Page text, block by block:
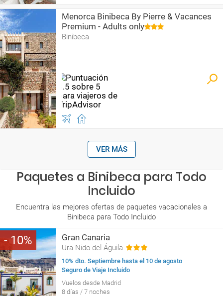
Menorca Binibeca By Pierre & Vacances
Premium - Adults only
Binibeca
VER MÁS
Paquetes a Binibeca para Todo
Incluido
Encuentra las mejores ofertas de paquetes vacacionales a
Binibeca para Todo Incluido
10 Gran Canaria
Ura Nido del Águila
10% dto. Septiembre hasta el 10 de agosto
Seguro de Viaje Incluido
Vuelos desde Madrid
8 días / 7 noches